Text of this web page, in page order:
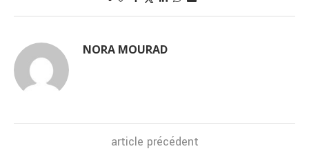
NORA MOURAD
article précédent